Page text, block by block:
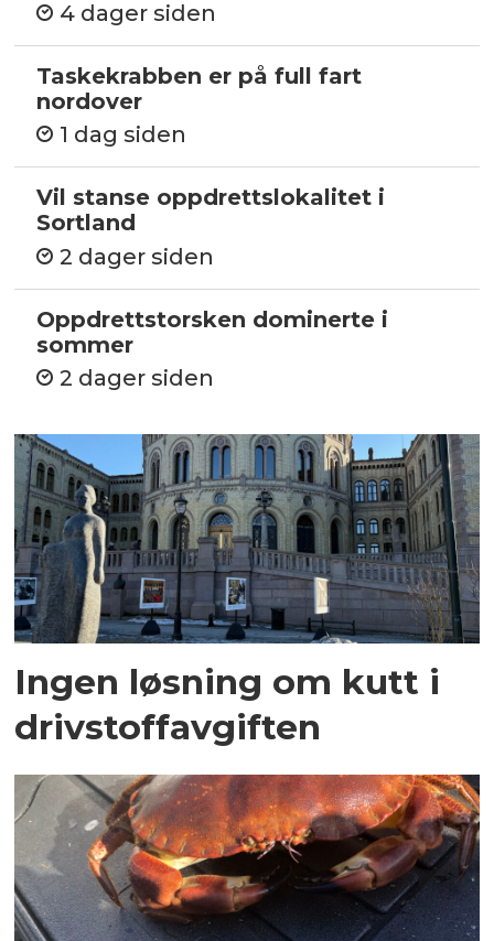
4 dager siden
Taskekrabben er på full fart
nordover
1 dag siden
Vil stanse oppdrettslokalitet i
Sortland
2 dager siden
Oppdrettstorsken dominerte i
sommer
2 dager siden
Ingen løsning om kutt i
drivstoffavgiften